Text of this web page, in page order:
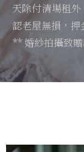
天除付清場租
認老屋無損，押
** 婚紗拍攝致